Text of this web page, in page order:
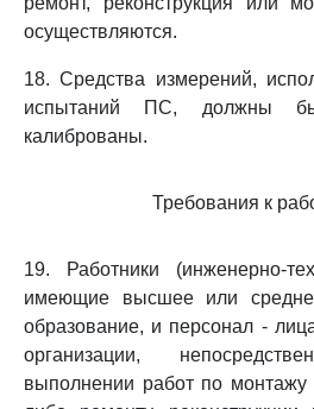
осуществляются.
18. Средства измерений,
испытаний ПС, должны
калиброваны.
Требования к
19. Работники (инженерно-
имеющие высшее или
образование, и персонал -
организации,
выполнении работ по монтажу